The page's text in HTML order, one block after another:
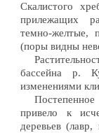
Скалистого
прилежащих
темно-желтые,
(поры видны
бассейна р.
изменениями
привело к
деревьев